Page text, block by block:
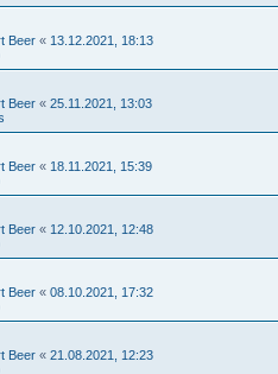
Beer « 13.12.2021, 18:13
Beer « 25.11.2021, 13:03
Beer « 18.11.2021, 15:39
Beer « 12.10.2021, 12:48
Beer « 08.10.2021, 17:32
Beer « 21.08.2021, 12:23